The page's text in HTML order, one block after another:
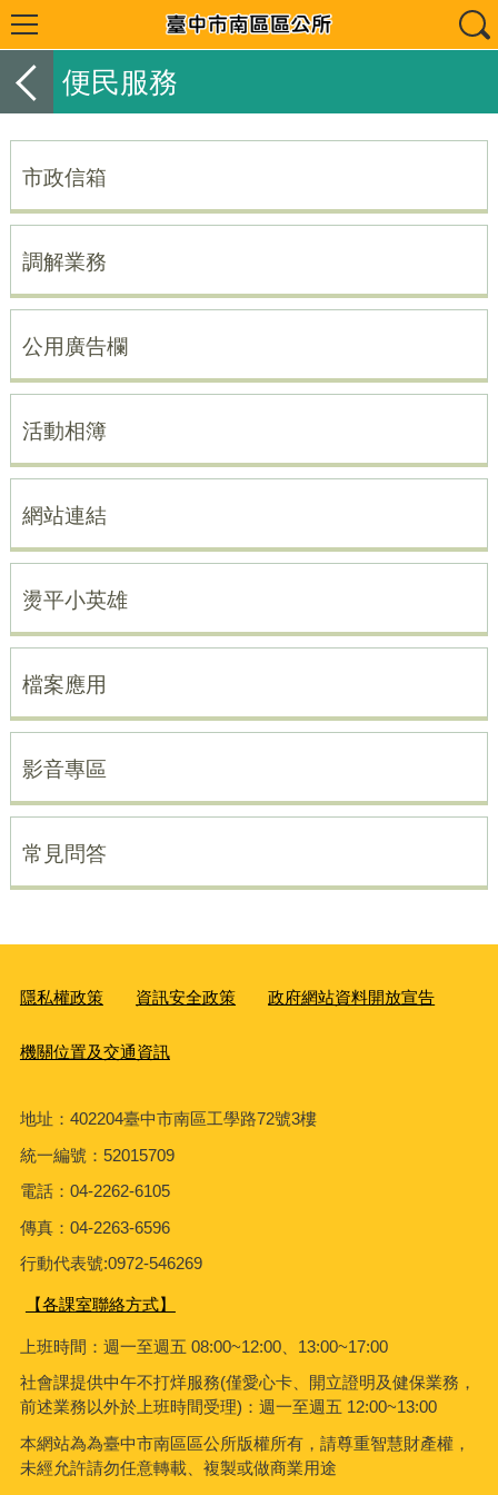
便民服務
市政信箱
調解業務
公用廣告欄
活動相簿
網站連結
燙平小英雄
檔案應用
影音專區
常見問答
隱私權政策 資訊安全政策 政府網站資料開放宣告
機關位置及交通資訊
地址：402204臺中市南區工學路72號3樓
統一編號：52015709
電話：04-2262-6105
傳真：04-2263-6596
行動代表號:0972-546269
【各課室聯絡方式】
上班時間：週一至週五 08:00~12:00、13:00~17:00
社會課提供中午不打烊服務(僅愛心卡、開立證明及健保業務，
前述業務以外於上班時間受理)：週一至週五 12:00~13:00
本網站為為臺中市南區區公所版權所有，請尊重智慧財產權，
未經允許請勿任意轉載、複製或做商業用途